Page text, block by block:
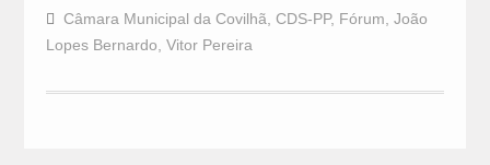
Câmara Municipal da Covilhã, CDS-PP, Fórum, João
Lopes Bernardo, Vitor Pereira